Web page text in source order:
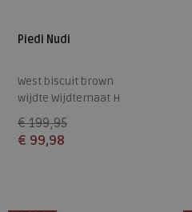
Piedi Nudi
West biscuit brown
wijdte Wijdtemaat H
€ 199,95
€ 99,98